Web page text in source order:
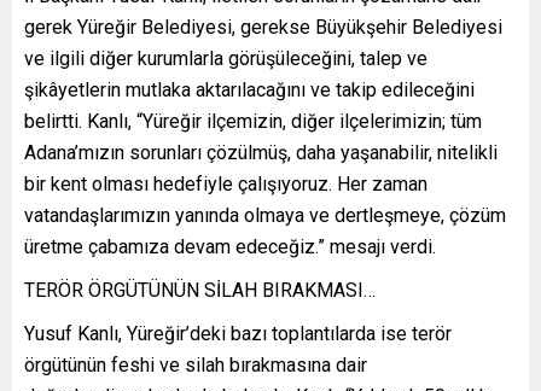
gerek Yüreğir Belediyesi, gerekse Büyükşehir Belediyesi
ve ilgili diğer kurumlarla görüşüleceğini, talep ve
şikâyetlerin mutlaka aktarılacağını ve takip edileceğini
belirtti. Kanlı, “Yüreğir ilçemizin, diğer ilçelerimizin; tüm
Adana’mızın sorunları çözülmüş, daha yaşanabilir, nitelikli
bir kent olması hedefiyle çalışıyoruz. Her zaman
vatandaşlarımızın yanında olmaya ve dertleşmeye, çözüm
üretme çabamıza devam edeceğiz.” mesajı verdi.
TERÖR ÖRGÜTÜNÜN SİLAH BIRAKMASI…
Yusuf Kanlı, Yüreğir’deki bazı toplantılarda ise terör
örgütünün feshi ve silah bırakmasına dair